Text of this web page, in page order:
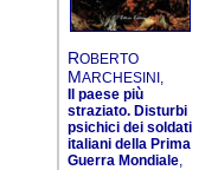
ROBERTO
MARCHESINI,
Il paese più
straziato. Disturbi
psichici dei soldati
italiani della Prima
Guerra Mondiale,